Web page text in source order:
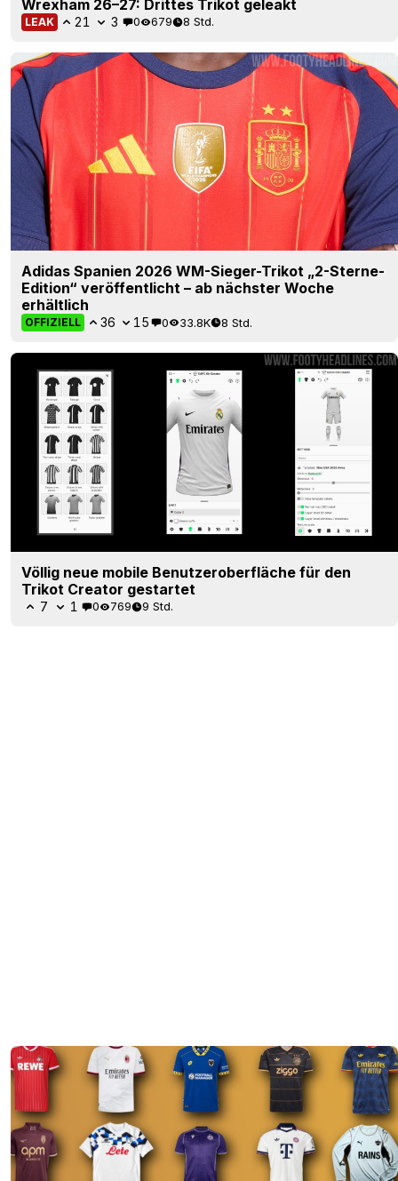
Wrexham 26–27: Drittes Trikot geleakt
LEAK 21 3 0 679 8 Std.
Adidas Spanien 2026 WM-Sieger-Trikot „2-Sterne-
Edition“ veröffentlicht – ab nächster Woche
erhältlich
OFFIZIELL 36 15 0 33.8K 8 Std.
Völlig neue mobile Benutzeroberfläche für den
Trikot Creator gestartet
7 1 0 769 9 Std.